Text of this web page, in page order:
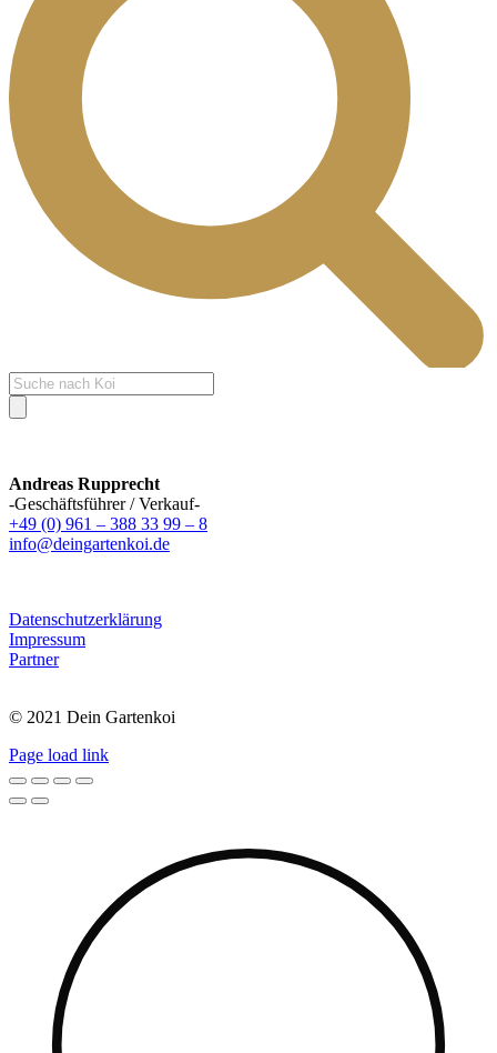
Products
search
Andreas Rupprecht
-Geschäftsführer / Verkauf-
+49 (0) 961 – 388 33 99 – 8
info@deingartenkoi.de
Datenschutzerklärung
Impressum
Partner
© 2021 Dein Gartenkoi
Page load link